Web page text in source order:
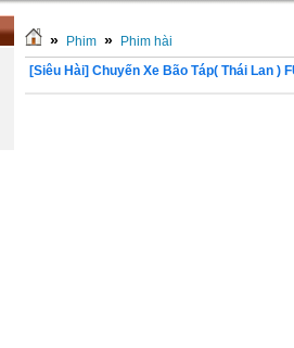
» Phim »
Phim hài
[Siêu Hài] Chuyến Xe Bão Táp( Thái Lan )